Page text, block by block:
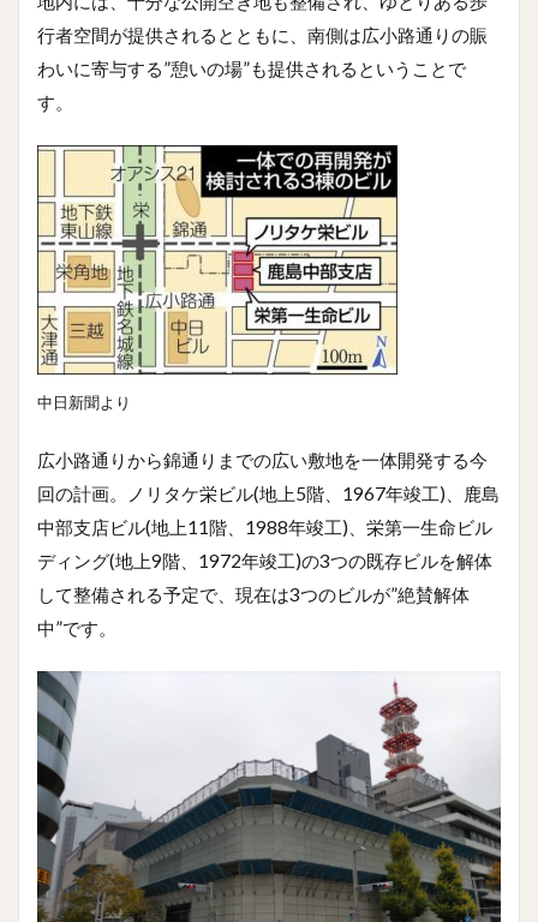
行者空間が提供されるとともに、南側は広小路通りの賑
わいに寄与する”憩いの場”も提供されるということで
す。
中日新聞より
広小路通りから錦通りまでの広い敷地を一体開発する今
回の計画。ノリタケ栄ビル(地上5階、1967年竣工)、鹿島
中部支店ビル(地上11階、1988年竣工)、栄第一生命ビル
ディング(地上9階、1972年竣工)の3つの既存ビルを解体
して整備される予定で、現在は3つのビルが”絶賛解体
中”です。